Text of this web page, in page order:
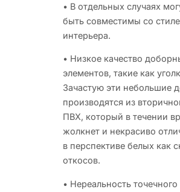
• В отдельных случаях
быть совместимы со
интерьера.
• Низкое качество
элементов, такие как
Зачастую эти небольшие
производятся из
ПВХ, который в течении
жолкнет и некрасиво
в перспективе белых как
откосов.
• Нереальность точечного